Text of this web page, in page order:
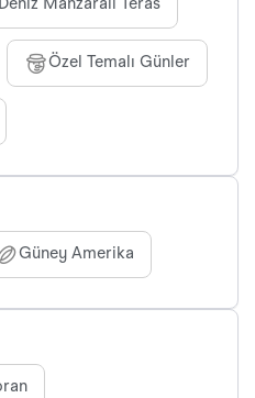
Deniz Manzaralı Teras
Özel Temalı Günler
Güney Amerika